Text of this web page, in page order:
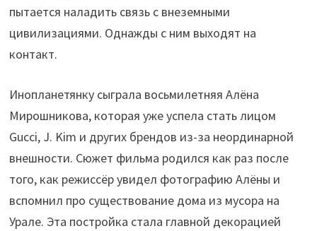
пытается наладить связь с внеземными
цивилизациями. Однажды с ним выходят на
контакт.
Инопланетянку сыграла восьмилетняя Алёна
Мирошникова, которая уже успела стать лицом
Gucci, J. Kim и других брендов из-за неординарной
внешности. Сюжет фильма родился как раз после
того, как режиссёр увидел фотографию Алёны и
вспомнил про существование дома из мусора на
Урале. Эта постройка стала главной декорацией